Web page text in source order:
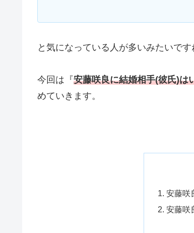
と気になっている人が多いみたいです
今回は『安藤咲良に結婚相手(彼氏)は
めていきます。
安藤咲
安藤咲